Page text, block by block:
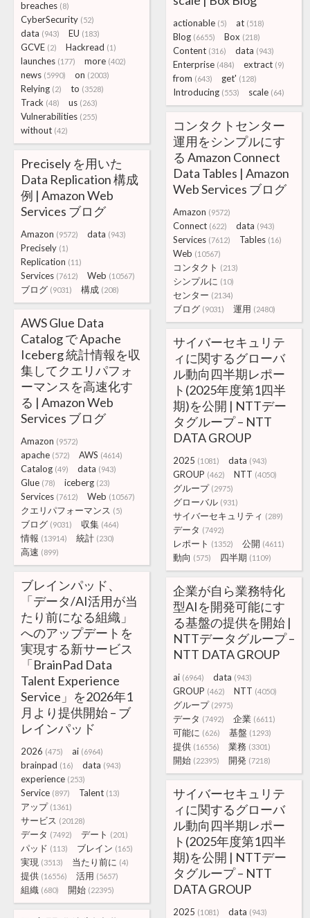
breaches (8)
CyberSecurity (52)
data (943) EU (183)
GCVE (2) Hackread (1)
launches (177) more (402)
news (5990) on (2003)
Relying (2) to (3528)
Track (48) us (263)
Vulnerabilities (255)
without (42)
actionable (5) at (518)
Blog (6655) Box (218)
Content (316) data (943)
Enterprise (484) extract (9)
from (643) get' (128)
Introducing (553) scale (64)
コンタクトセンター
運用をシンプルにす
る Amazon Connect
Data Tables | Amazon
Web Services ブログ
Amazon (9572)
Connect (622) data (943)
Services (7612) Tables (16)
Web (10567)
コンタクト (213)
シンプルに (10)
センター (2134)
ブログ (9031) 運用 (2480)
Precisely を用いた
Data Replication 構成
例 | Amazon Web
Services ブログ
Amazon (9572) data (943)
Precisely (1)
Replication (11)
Services (7612) Web (10567)
ブログ (9031) 構成 (208)
AWS Glue Data
Catalog で Apache
Iceberg 統計情報を収
集してクエリパフォ
ーマンスを高速化す
る | Amazon Web
Services ブログ
Amazon (9572)
apache (572) AWS (4614)
Catalog (49) data (943)
Glue (78) iceberg (23)
Services (7612) Web (10567)
クエリパフォーマンス (5)
ブログ (9031) 収集 (464)
情報 (13914) 統計 (230)
高速 (899)
サイバーセキュリテ
ィに関するグローバ
ル動向四半期レポー
ト(2025年度第1四半
期)を公開 | NTTデー
タグループ – NTT
DATA GROUP
2025 (1081) data (943)
GROUP (462) NTT (4050)
グループ (2975)
グローバル (931)
サイバーセキュリティ (289)
データ (7492)
レポート (1352) 公開 (4611)
動向 (575) 四半期 (1109)
ブレインパッド、
「データ/AI活用が当
たり前になる組織」
へのアップデートを
実現する新サービス
「BrainPad Data
Talent Experience
Service」を2026年1
月より提供開始 – ブ
レインパッド
2026 (475) ai (6964)
brainpad (16) data (943)
experience (253)
Service (897) Talent (13)
アップ (1361)
サービス (20128)
データ (7492) デート (201)
パッド (113) ブレイン (165)
実現 (3513) 当たり前に (4)
提供 (16556) 活用 (5657)
組織 (680) 開始 (22395)
企業が自ら業務特化
型AIを開発可能にす
る基盤の提供を開始 |
NTTデータグループ –
NTT DATA GROUP
ai (6964) data (943)
GROUP (462) NTT (4050)
グループ (2975)
データ (7492) 企業 (6611)
可能に (626) 基盤 (1293)
提供 (16556) 業務 (3301)
開始 (22395) 開発 (7218)
サイバーセキュリテ
ィに関するグローバ
ル動向四半期レポー
ト(2025年度第1四半
期)を公開 | NTTデー
タグループ – NTT
DATA GROUP
2025 (1081) data (943)